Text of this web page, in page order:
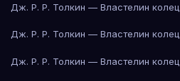
Дж. Р. Р. Толкин — Властелин колец
Дж. Р. Р. Толкин — Властелин колец
Дж. Р. Р. Толкин — Властелин колец